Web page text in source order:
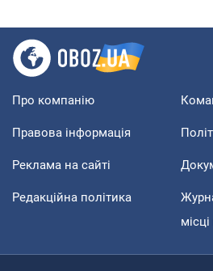
Про компанію
Правова інформація
Реклама на сайті
Редакційна політика